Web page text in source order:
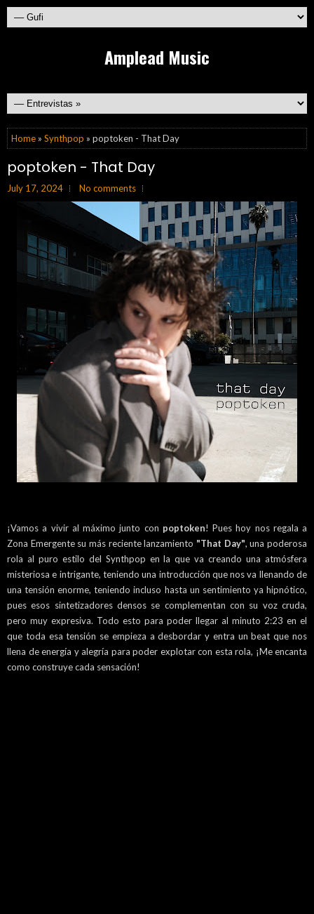
Amplead Music
Home » Synthpop » poptoken - That Day
poptoken - That Day
July 17, 2024 No comments
¡Vamos a vivir al máximo junto con poptoken! Pues hoy nos regala a
Zona Emergente su más reciente lanzamiento "That Day", una poderosa
rola al puro estilo del Synthpop en la que va creando una atmósfera
misteriosa e intrigante, teniendo una introducción que nos va llenando de
una tensión enorme, teniendo incluso hasta un sentimiento ya hipnótico,
pues esos sintetizadores densos se complementan con su voz cruda,
pero muy expresiva. Todo esto para poder llegar al minuto 2:23 en el
que toda esa tensión se empieza a desbordar y entra un beat que nos
llena de energía y alegría para poder explotar con esta rola, ¡Me encanta
como construye cada sensación!